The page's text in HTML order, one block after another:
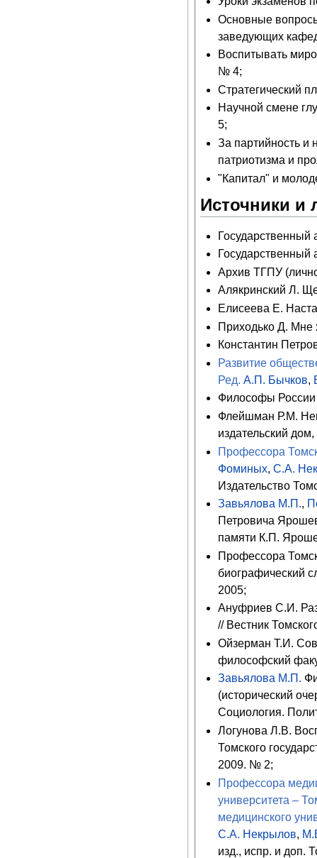
Основные
заведующих
Воспитывать
№ 4;
Стратегический
Научной смене
5;
За партийность и
патриотизма и
"Капитал" и
Источники и
Архив ТГПУ
Алякринский Л.
Елисеева Е.
Приходько Д. Мне
Константин
Развитие
Ред.А.П. Бычков,
Философы России
Флейшман Р.М.
издательский
Профессора
Фоминых,С.А.
Издательство
Завьялова М.П.,
Петровича
памяти К.П.
Профессора
биографический
2005;
Ануфриев С.И.
// Вестник
Ойзерман Т.И.
философский
Завьялова М.П.
(исторический
Социология.
Логунова Л.В.
Томского
2009. № 2;
Профессора
университета –
медицинского
С.А. Некрылов,
изд., испр. и доп.